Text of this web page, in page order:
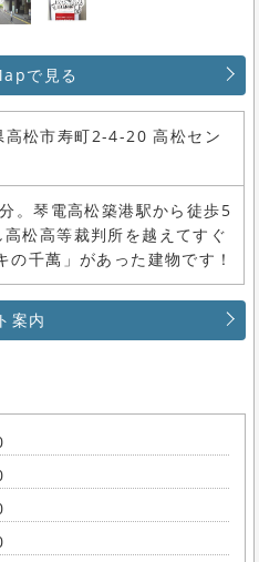
で見る
松市寿町2-4-20 高松セン
。琴電高松築港駅から徒歩5
松高等裁判所を越えてすぐ
の千萬」があった建物です！
案内